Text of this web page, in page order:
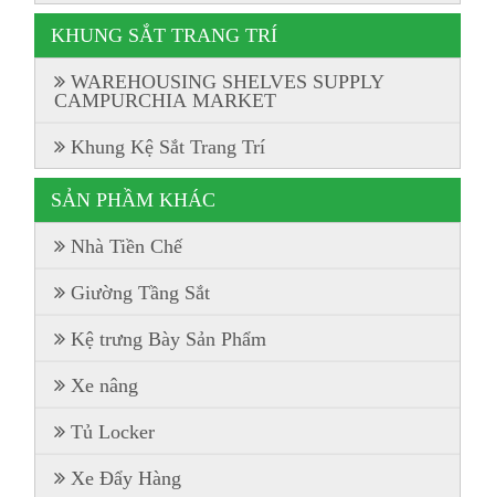
KHUNG SẮT TRANG TRÍ
WAREHOUSING SHELVES SUPPLY
CAMPURCHIA MARKET
Khung Kệ Sắt Trang Trí
SẢN PHẦM KHÁC
Nhà Tiền Chế
Giường Tầng Sắt
Kệ trưng Bày Sản Phẩm
Xe nâng
Tủ Locker
Xe Đẩy Hàng